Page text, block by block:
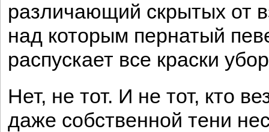
различающий скрытых от
над которым пернатый
распускает все краски
Нет, не тот. И не тот, кто
даже собственной тени